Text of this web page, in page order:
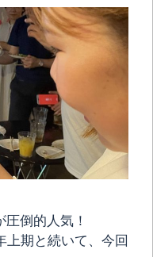
倒的人気！
期と続いて、今回